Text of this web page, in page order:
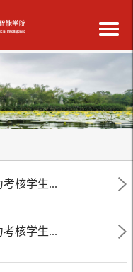
核学生...
核学生...